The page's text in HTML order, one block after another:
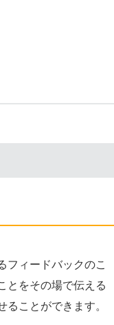
フィードバックのこ
とをその場で伝える
ことができます。